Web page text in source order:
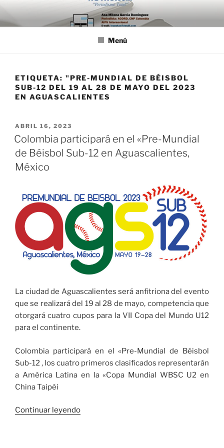
Saltar
al
contenido
Menú
ETIQUETA: "PRE-MUNDIAL DE BÉISBOL
SUB-12 DEL 19 AL 28 DE MAYO DEL 2023
EN AGUASCALIENTES
PUBLICADO
EL
ABRIL 16, 2023
Colombia participará en el «Pre-Mundial
de Béisbol Sub-12 en Aguascalientes,
México
La ciudad de Aguascalientes será anfitriona del evento
que se realizará del 19 al 28 de mayo, competencia que
otorgará cuatro cupos para la VII Copa del Mundo U12
para el continente.
Colombia participará en el «Pre-Mundial de Béisbol
Sub-12 , los cuatro primeros clasificados representarán
a América Latina en la «Copa Mundial WBSC U2 en
China Taipéi
Continuar leyendo«Colombia